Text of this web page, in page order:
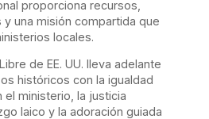
proporciona recursos,
una misión compartida que
locales.
de EE. UU. lleva adelante
históricos con la igualdad
el ministerio, la justicia
laico y la adoración guiada